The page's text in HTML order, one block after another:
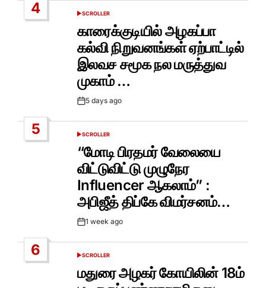
4
POSTED
SCROLLER
காரைக்குடியில் அழகப்பா
கல்வி நிறுவனங்கள் ஏற்பாட்டில்
இலவச சமூக நல மருத்துவ
முகாம் …
Post5 days ago
5
POSTED
IN
SCROLLER
“மோடி பிரதமர் வேலையை
விட்டுவிட்டு முழுநேர
Influencer ஆகலாம்” :
அபிஜீத் திப்கே விமர்சனம்…
Post1 week ago
6
POSTED
SCROLLER
மதுரை அழகர் கோயிலின் 18ம்